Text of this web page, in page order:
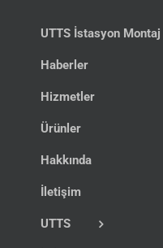
UTTS İstasyon Montaj
Haberler
Hizmetler
Ürünler
Hakkında
İletişim
UTTS